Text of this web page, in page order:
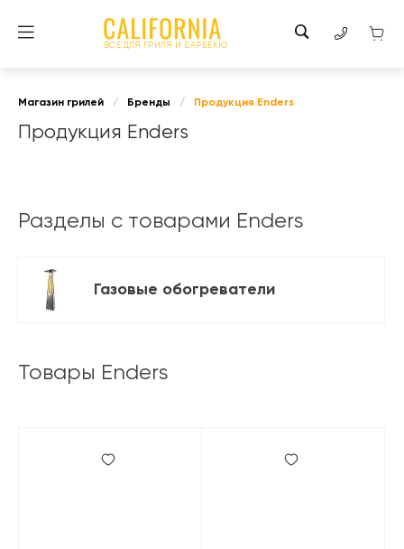
ВСЕ ДЛЯ ГРИЛЯ И БАРБЕКЮ
Магазин грилей / Бренды / Продукция Enders
Продукция Enders
Разделы с товарами Enders
Газовые обогреватели
Товары Enders